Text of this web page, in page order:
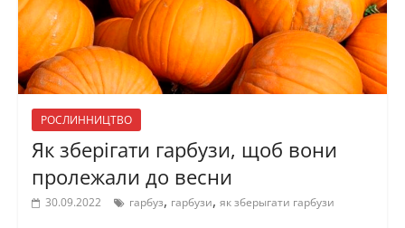
РОСЛИННИЦТВО
Як зберігати гарбузи, щоб вони
пролежали до весни
30.09.2022 гарбуз, гарбузи, як зберыгати гарбузи